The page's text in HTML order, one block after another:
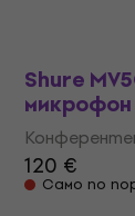
Shure
микрофон
120 €
Само по